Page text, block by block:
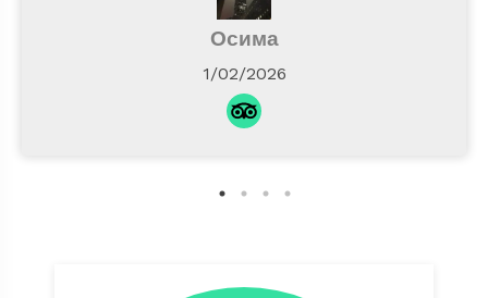
Осима
1/02/2026